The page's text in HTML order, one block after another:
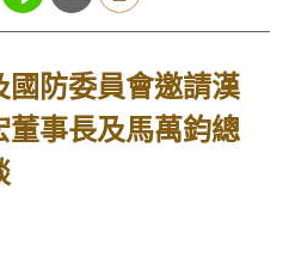
國防委員會邀請漢
董事長及馬萬鈞總